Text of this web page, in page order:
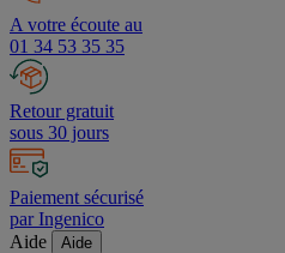
A votre écoute au
01 34 53 35 35
Retour gratuit
sous 30 jours
Paiement sécurisé
par Ingenico
Aide
Aide